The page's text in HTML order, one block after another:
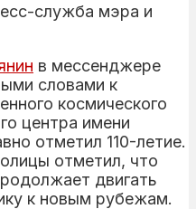
служба мэра и
в мессенджере
словами к
космического
центра имени
отметил 110-летие.
отметил, что
двигать
к новым рубежам.